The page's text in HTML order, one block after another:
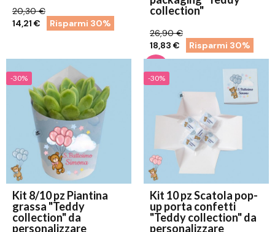
20,30 €
14,21 €
Risparmi 30%
collection"
26,90 €
18,83 €
Risparmi 30%
-30%
Kit 8/10 pz Piantina
grassa "Teddy
collection" da
personalizzare
-30%
Kit 10 pz Scatola pop-
up porta confetti
"Teddy collection" da
personalizzare